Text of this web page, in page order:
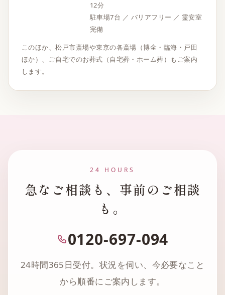
12分
駐車場7台 ／ バリアフリー ／ 霊安室
完備
このほか、松戸市斎場や東京の各斎場（博全・臨海・戸田
ほか）、ご自宅でのお葬式（自宅葬・ホーム葬）もご案内
します。
24 HOURS
急なご相談も、事前のご相談
も。
0120-697-094
24時間365日受付。状況を伺い、今必要なこと
から順番にご案内します。